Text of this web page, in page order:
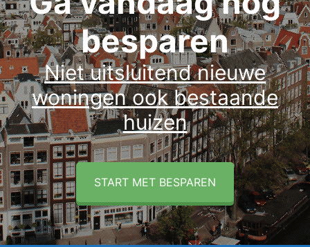
besparen
Niet uitsluitend nieuwe
woningen ook bestaande
huizen
START MET BESPAREN